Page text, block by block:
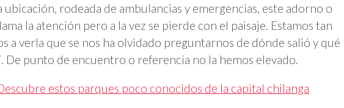
ubicación, rodeada de ambulancias y emergencias, este adorno o
la atención pero a la vez se pierde con el paisaje. Estamos tan
a verla que se nos ha olvidado preguntarnos de dónde salió y qué
De punto de encuentro o referencia no la hemos elevado.
estos parques poco conocidos de la capital chilanga